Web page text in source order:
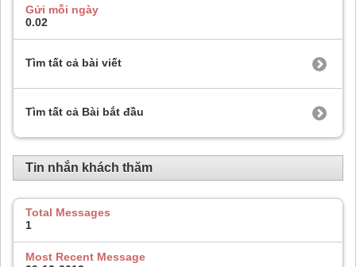
Gửi mỗi ngày
0.02
Tìm tất cả bài viết
Tìm tất cả Bài bắt đầu
Tin nhắn khách thăm
Total Messages
1
Most Recent Message